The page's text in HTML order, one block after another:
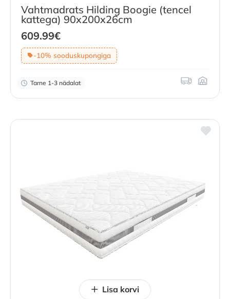
Vahtmadrats Hilding Boogie (tencel
kattega) 90x200x26cm
609.99€
-10% sooduskupongiga
Tarne 1-3 nädalat
Lisa korvi